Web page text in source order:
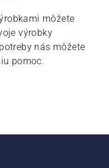
môžete
výrobky
nás môžete
pomoc.